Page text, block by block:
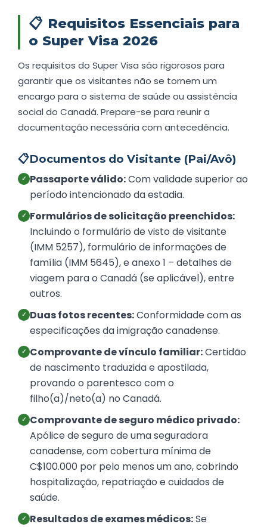
📋 Requisitos Essenciais para
o Super Visa 2026
Os requisitos do Super Visa são rigorosos para
garantir que os visitantes não se tornem um
encargo para o sistema de saúde ou assistência
social do Canadá. Prepare-se para reunir a
documentação necessária com antecedência.
📋Documentos do Visitante (Pai/Avô)
✓ Passaporte válido:Com validade superior ao
período intencionado da estadia.
✓ Formulários de solicitação preenchidos:
Incluindo o formulário de visto de visitante
(IMM 5257), formulário de informações de
família (IMM 5645), e anexo 1 – detalhes de
viagem para o Canadá (se aplicável), entre
outros.
✓ Duas fotos recentes:Conformidade com as
especificações da imigração canadense.
✓ Comprovante de vínculo familiar:Certidão
de nascimento traduzida e apostilada,
provando o parentesco com o
filho(a)/neto(a) no Canadá.
✓ Comprovante de seguro médico privado:
Apólice de seguro de uma seguradora
canadense, com cobertura mínima de
C$100.000 por pelo menos um ano, cobrindo
hospitalização, repatriação e cuidados de
saúde.
✓ Resultados de exames médicos:Se